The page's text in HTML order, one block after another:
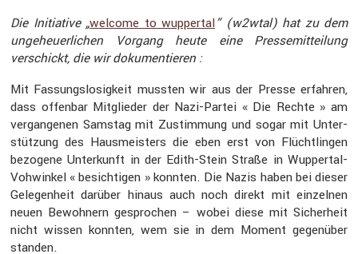
Die Initia­tive „welcome to wuppertal” (w2wtal) hat zu dem
ungeheu­er­li­chen Vorgang heute eine Presse­mit­tei­lung
verschickt, die wir dokumen­tieren :
Mit Fassungs­lo­sig­keit mussten wir aus der Presse erfahren,
dass offenbar Mitglieder der Nazi-Partei « Die Rechte » am
vergan­genen Samstag mit Zustim­mung und sogar mit Unter­
stüt­zung des Hausmeis­ters die eben erst von Flücht­lingen
bezogene Unter­kunft in der Edith-Stein Straße in Wuppertal-
Vohwinkel « besich­tigen » konnten. Die Nazis haben bei dieser
Gelegen­heit darüber hinaus auch noch direkt mit einzelnen
neuen Bewoh­nern gespro­chen – wobei diese mit Sicher­heit
nicht wissen konnten, wem sie in dem Moment gegen­über
standen.